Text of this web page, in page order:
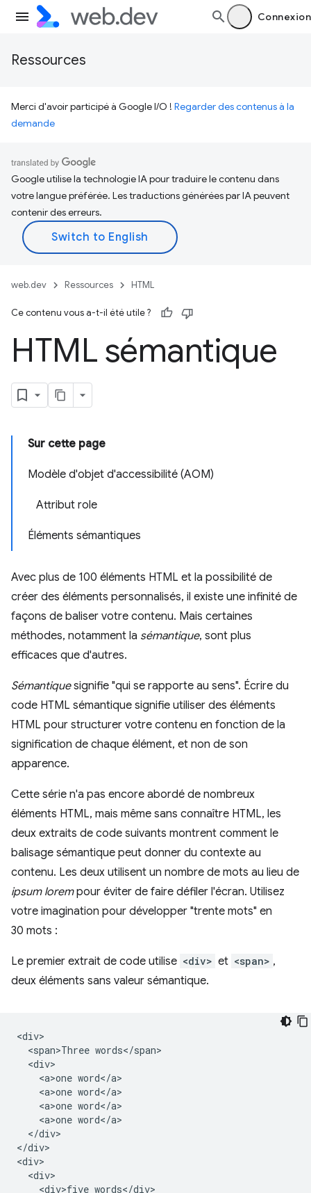
Connexion
Ressources
Merci d'avoir participé à Google I/O ! Regarder des contenus à la
demande
Google utilise la technologie IA pour traduire le contenu dans
votre langue préférée. Les traductions générées par IA peuvent
contenir des erreurs.
web.dev Ressources HTML
Ce contenu vous a-t-il été utile ?
HTML sémantique
Sur cette page
Modèle d'objet d'accessibilité (AOM)
Attribut role
Éléments sémantiques
Avec plus de 100 éléments HTML et la possibilité de
créer des éléments personnalisés, il existe une infinité de
façons de baliser votre contenu. Mais certaines
méthodes, notamment la sémantique, sont plus
efficaces que d'autres.
Sémantiquesignifie "qui se rapporte au sens". Écrire du
code HTML sémantique signifie utiliser des éléments
HTML pour structurer votre contenu en fonction de la
signification de chaque élément, et non de son
apparence.
Cette série n'a pas encore abordé de nombreux
éléments HTML, mais même sans connaître HTML, les
deux extraits de code suivants montrent comment le
balisage sémantique peut donner du contexte au
contenu. Les deux utilisent un nombre de mots au lieu de
ipsum lorempour éviter de faire défiler l'écran. Utilisez
votre imagination pour développer "trente mots" en
30 mots :
Le premier extrait de code utilise <div> et <span> ,
deux éléments sans valeur sémantique.
<div>
  <span>Three words</span>
  <div>
    <a>one word</a>
    <a>one word</a>
    <a>one word</a>
    <a>one word</a>
  </div>
</div>
<div>
  <div>
    <div>five words</div>